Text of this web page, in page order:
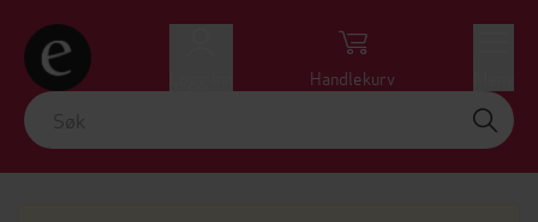
Handlekurv